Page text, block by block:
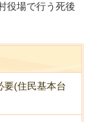
役場で行う死後
要(住民基本台